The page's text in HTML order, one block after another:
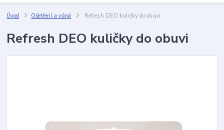
Úvod Ošetření a vůně Refresh DEO kuličky do obuvi
Refresh DEO kuličky do obuvi